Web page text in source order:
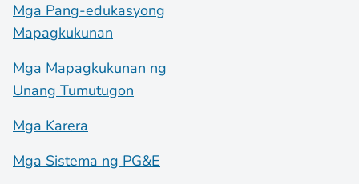
Mga Pang-edukasyong
Mapagkukunan
Mga Mapagkukunan ng
Unang Tumutugon
Mga Karera
Mga Sistema ng PG&E